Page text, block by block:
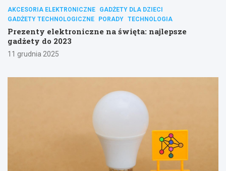
AKCESORIA ELEKTRONICZNE
GADŻETY DLA DZIECI
GADŻETY TECHNOLOGICZNE
PORADY TECHNOLOGIA
Prezenty elektroniczne na święta: najlepsze
gadżety do 2023
11 grudnia 2025